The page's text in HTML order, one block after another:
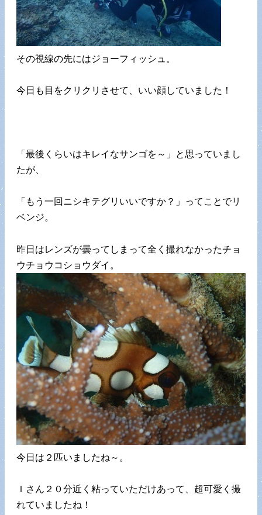
その視線の先にはジョーフィッシュ。
今日も目をクリクリさせて、いい顔していました！
「最後くらいはキレイなサンゴを～」と思っていまし
たが、
「もう一回ニシキテグリいいですか？」ってことでリ
ベンジ。
昨日はレンズが曇ってしまって全く撮れなかったチョ
ウチョウコショウダイ。
今日は２匹いましたね～。
Ｉさん２０分近く粘っていただけあって、超可愛く撮
れていましたね！